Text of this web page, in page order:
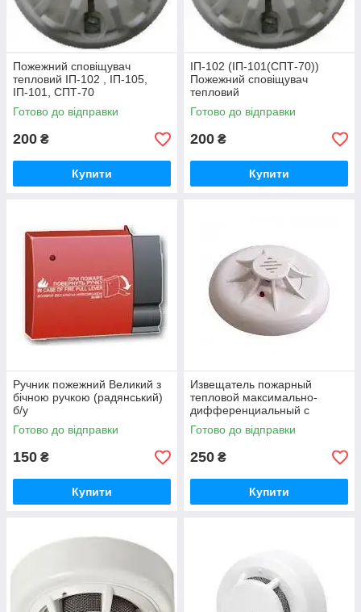
Пожежний сповіщувач
тепловий ІП-102 , ІП-105,
ІП-101, СПТ-70
Готово до відправки
200 ₴
Купити
ІП-102 (ІП-101(СПТ-70))
Пожежний сповіщувач
тепловий
Готово до відправки
200 ₴
Купити
Ручник пожежний Великий з
бічною ручкою (радянський)
б/у
Готово до відправки
150 ₴
Купити
Извещатель пожарный
тепловой максимально-
дифференциальный с
индикацией дежурного
режима ТПТ-4
Готово до відправки
250 ₴
Купити